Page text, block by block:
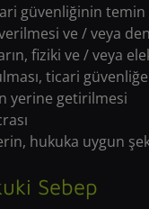
güvenliğinin temin
ve / veya
fiziki ve / veya
ticari
yerine getirilmesi
hukuka uygun
Sebep